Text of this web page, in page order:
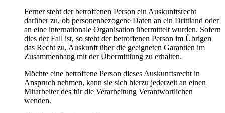
Ferner steht der betroffenen Person ein Auskunftsrecht
darüber zu, ob personenbezogene Daten an ein Drittland oder
an eine internationale Organisation übermittelt wurden. Sofern
dies der Fall ist, so steht der betroffenen Person im Übrigen
das Recht zu, Auskunft über die geeigneten Garantien im
Zusammenhang mit der Übermittlung zu erhalten.
Möchte eine betroffene Person dieses Auskunftsrecht in
Anspruch nehmen, kann sie sich hierzu jederzeit an einen
Mitarbeiter des für die Verarbeitung Verantwortlichen
wenden.